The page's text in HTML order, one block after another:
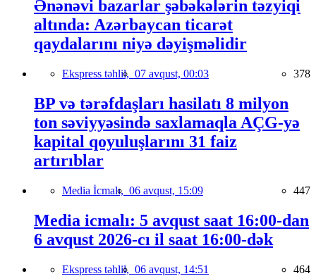
Ənənəvi bazarlar şəbəkələrin təzyiqi
altında: Azərbaycan ticarət
qaydalarını niyə dəyişməlidir
Ekspress təhlil, 07 avqust, 00:03 378
BP və tərəfdaşları hasilatı 8 milyon
ton səviyyəsində saxlamaqla AÇG-yə
kapital qoyuluşlarını 31 faiz
artırıblar
Media İcmalı, 06 avqust, 15:09 447
Media icmalı: 5 avqust saat 16:00-dan
6 avqust 2026-cı il saat 16:00-dək
Ekspress təhlil, 06 avqust, 14:51 464